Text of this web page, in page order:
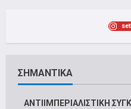
ΣΗΜΑΝΤΙΚΑ
ΑΝΤΙΙΜΠΕΡΙΑΛΙΣΤΙΚΗ